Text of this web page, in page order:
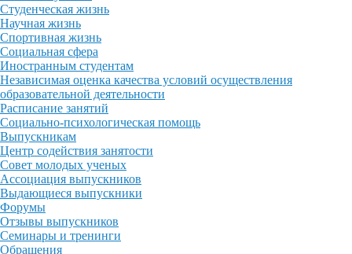
Студенческая жизнь
Научная жизнь
Спортивная жизнь
Социальная сфера
Иностранным студентам
Независимая оценка качества условий осуществления
образовательной деятельности
Расписание занятий
Социально-психологическая помощь
Выпускникам
Центр содействия занятости
Совет молодых ученых
Ассоциация выпускников
Выдающиеся выпускники
Форумы
Отзывы выпускников
Семинары и тренинги
Обращения